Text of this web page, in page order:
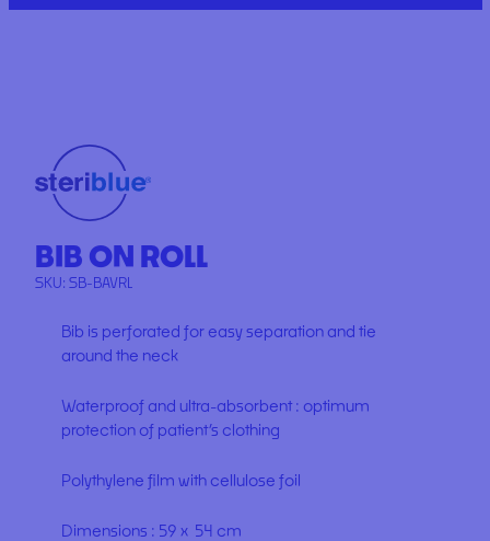
BIB ON ROLL
SKU: SB-BAVRL
Bib is perforated for easy separation and tie
around the neck
Waterproof and ultra-absorbent : optimum
protection of patient’s clothing
Polythylene film with cellulose foil
Dimensions : 59 x 54 cm